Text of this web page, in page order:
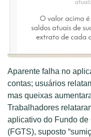
Aparente falha no
contas; usuários
mas queixas
Trabalhadores
aplicativo do Fundo de
(FGTS), suposto